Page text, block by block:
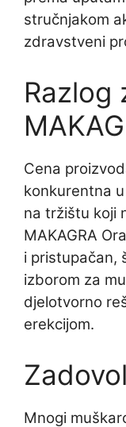
stručnjakom
zdravstveni
Razlog
Cena
konkurentna
na tržištu koji
MAKAGRA
i pristupačan,
izborom za
djelotvorno
erekcijom.
Mnogi